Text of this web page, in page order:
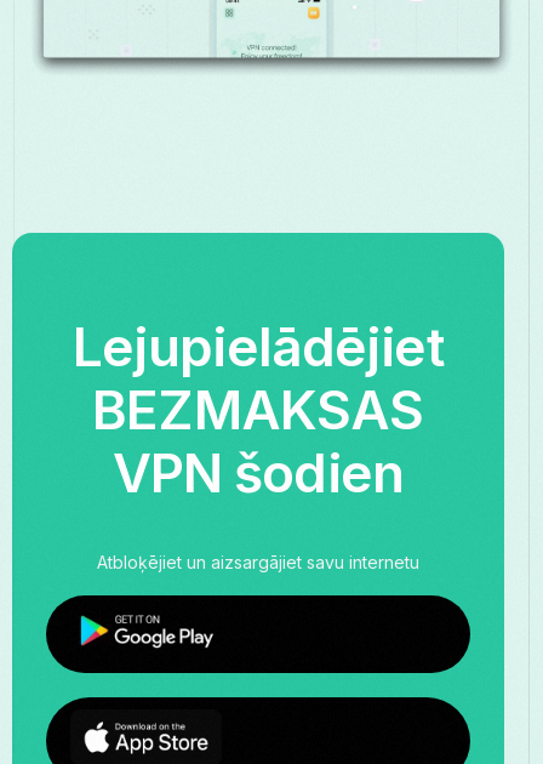
Lejupielādējiet
BEZMAKSAS
VPN šodien
Atbloķējiet un aizsargājiet savu internetu